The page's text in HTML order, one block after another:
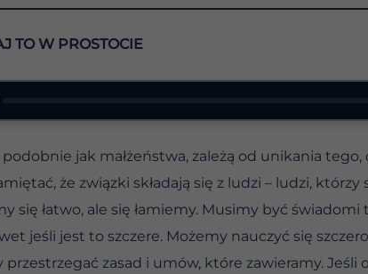
TO W PROSTOCIE
podobnie jak małżeństwa, zależą od unikania
że związki składają się z ludzi – ludzi, którzy
się łatwo, ale się łamiemy. Musimy być
jeśli jest to szczere. Możemy nauczyć się
przestrzegać zasad i umów, które zawieramy.